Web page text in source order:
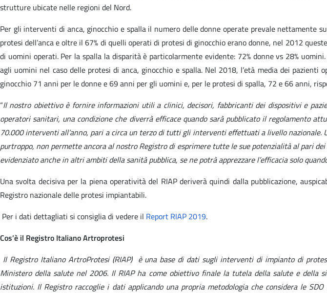
strutture ubicate nelle regioni del Nord.
Per gli interventi di anca, ginocchio e spalla il numero delle donne operate prevale nettamente
protesi dell’anca e oltre il 67% di quelli operati di protesi di ginocchio erano donne, nel 2012
di uomini operati. Per la spalla la disparità è particolarmente evidente: 72% donne vs 28%
agli uomini nel caso delle protesi di anca, ginocchio e spalla. Nel 2018, l’età media dei
ginocchio 71 anni per le donne e 69 anni per gli uomini e, per le protesi di spalla, 72 e 66 anni,
“Il nostro obiettivo è fornire informazioni utili a clinici, decisori, fabbricanti dei dispositivi e
operatori sanitari, una condizione che diverrà efficace quando sarà pubblicato il regolamento
70.000 interventi all’anno, pari a circa un terzo di tutti gli interventi effettuati a livello
purtroppo, non permette ancora al nostro Registro di esprimere tutte le sue potenzialità al pari
evidenziato anche in altri ambiti della sanità pubblica, se ne potrà apprezzare l’efficacia solo
Una svolta decisiva per la piena operatività del RIAP deriverà quindi dalla pubblicazione,
Registro nazionale delle protesi impiantabili.
Per i dati dettagliati si consiglia di vedere il Report RIAP 2019.
Cos’è il Registro Italiano Artroprotesi
Il Registro Italiano ArtroProtesi (RIAP) è una base di dati sugli interventi di impianto di
Ministero della salute nel 2006. Il RIAP ha come obiettivo finale la tutela della salute e
istituzioni. Il Registro raccoglie i dati applicando una propria metodologia che considera le